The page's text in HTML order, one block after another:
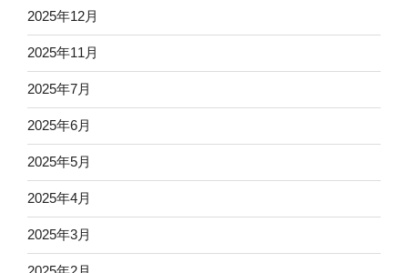
2025年12月
2025年11月
2025年7月
2025年6月
2025年5月
2025年4月
2025年3月